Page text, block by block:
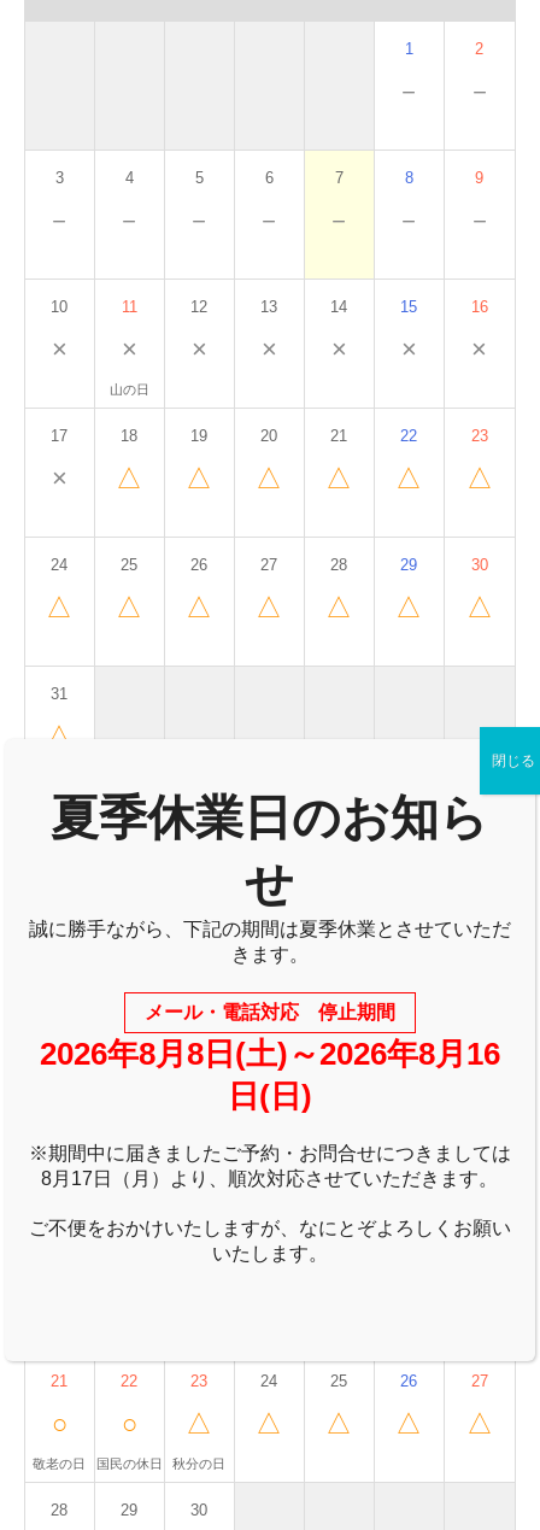
1
－
2
－
3
－
4
－
5
－
6
－
7
－
8
－
9
－
10
×
11
×
山の日
12
×
13
×
14
×
15
×
16
×
17
×
18
△
19
△
20
△
21
△
22
△
23
△
24
△
25
△
26
△
27
△
28
△
29
△
30
△
31
△
2026年7月 2026年9月
2026年9月
月 火 水 木 金 土 日
1
△
2
△
3
△
4
△
5
△ △
△ △ △ △ △ △ △
17
21
○
敬老の日
22
○
国民の休日
23
△
秋分の日
24
△
25
△
26
△
27
△
28 29 30
夏季休業日のお知ら
せ
誠に勝手ながら、下記の期間は夏季休業とさせていただ
きます。
メール・電話対応 停止期間
2026年8月8日(土)～2026年8月16
日(日)
※期間中に届きましたご予約・お問合せにつきましては
8月17日（月）より、順次対応させていただきます。
ご不便をおかけいたしますが、なにとぞよろしくお願い
いたします。
閉じる